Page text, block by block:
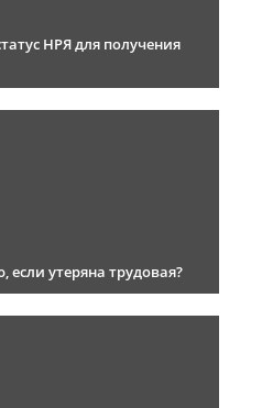
НРЯ для получения
утеряна трудовая?